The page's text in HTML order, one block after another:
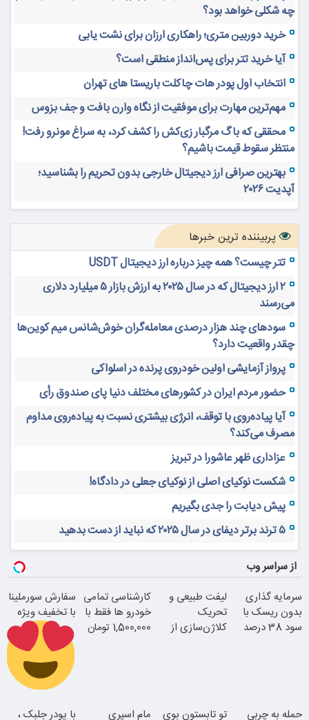
چه شکلی خواهد بود؟
خرید دوربین متری؛ راهکاری ارزان برای نشت یابی
آیا خرید تتر برای پس‌انداز منطقی است؟
انتخاب اول پودر هات چاکلت باریستا های تهران
مهم‌ترین مهارت برای موفقیت از نگاه وارن بافت و جف بزوس
محققی که باگ مرگبار زی‌کش را کشف کرد، به سراغ مونرو رفت!
منتظر سقوط قیمت باشیم؟
بهترین صرافی ارز دیجیتال خارجی بدون تحریم را بشناسید؛
آپدیت ۲۰۲۶
پربیننده ترین خبرها
تتر چیست؟ همه چیز درباره ارز دیجیتال USDT
۲ ارز دیجیتال که در سال ۲۰۲۵ به ارزش بازار ۵ میلیارد دلاری
می‌رسند
سودهای چند هزار درصدی معامله‌گران خوش‌شانس میم کوین‌ها
چقدر واقعیت دارد؟
پرواز آزمایشی اولین خودروی پرنده در اسلواکی
حضور مردم ایران در کشورهای مختلف دنیا پای صندوق رأی
آیا پیاده‌روی با توقف، انرژی بیشتری نسبت به پیاده‌روی مداوم
مصرف می‌کند؟
عزاداری ظهر عاشورا در تبریز
شکست نوکیای اصلی از نوکیای جعلی در دادگاه!
پیش دیابت را جدی بگیریم
۵ ترند برتر دیفای در سال ۲۰۲۵ که نباید از دست بدهید
از سراسر وب
سرمایه گذاری
بدون ریسک با
سود 38 درصد
لیفت طبیعی و
تحریک
کلاژن‌سازی از
کارشناسی تمامی
خودرو ها فقط با
1,500,000 تومان
سفارش سورملینا
با تخفیف ویژه
2 دقیقه!
حمله به چربی تو تابستون بوی مام اسپری با پودر جلبک ،